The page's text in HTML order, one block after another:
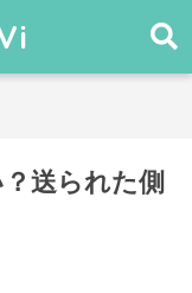
送られた側